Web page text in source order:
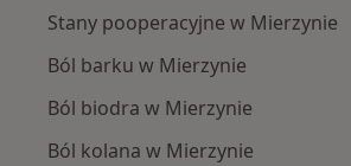
Stany pooperacyjne w Mierzynie
Ból barku w Mierzynie
Ból biodra w Mierzynie
Ból kolana w Mierzynie